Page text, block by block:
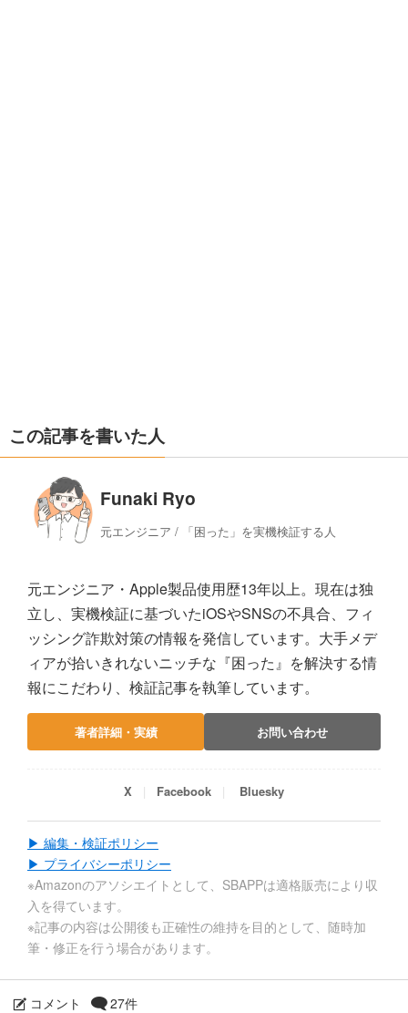
この記事を書いた人
Funaki Ryo
元エンジニア / 「困った」を実機検証する人
元エンジニア・Apple製品使用歴13年以上。現在は独
立し、実機検証に基づいたiOSやSNSの不具合、フィ
ッシング詐欺対策の情報を発信しています。大手メデ
ィアが拾いきれないニッチな『困った』を解決する情
報にこだわり、検証記事を執筆しています。
著者詳細・実績 お問い合わせ
X Facebook Bluesky
▶ 編集・検証ポリシー
▶ プライバシーポリシー
※Amazonのアソシエイトとして、SBAPPは適格販売により収
入を得ています。
※記事の内容は公開後も正確性の維持を目的として、随時加
筆・修正を行う場合があります。
コメント
27件